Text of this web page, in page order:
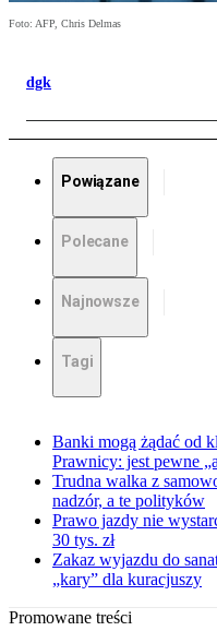
Foto: AFP, Chris Delmas
dgk
Powiązane
Polecane
Najnowsze
Tagi
Banki mogą żądać od
Prawnicy: jest pewne
Trudna walka z
nadzór, a te polityków
Prawo jazdy nie
30 tys. zł
Zakaz wyjazdu do
„kary” dla kuracjuszy
Promowane treści